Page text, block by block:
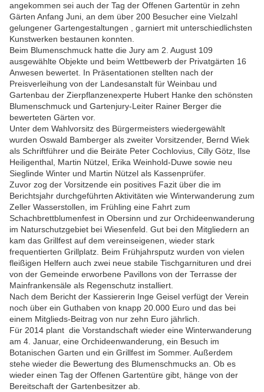
angekommen sei auch der Tag der Offenen Gartentür in zehn
Gärten Anfang Juni, an dem über 200 Besucher eine Vielzahl
gelungener Gartengestaltungen , garniert mit unterschiedlichsten
Kunstwerken bestaunen konnten.
Beim Blumenschmuck hatte die Jury am 2. August 109
ausgewählte Objekte und beim Wettbewerb der Privatgärten 16
Anwesen bewertet. In Präsentationen stellten nach der
Preisverleihung von der Landesanstalt für Weinbau und
Gartenbau der Zierpflanzenexperte Hubert Hanke den schönsten
Blumenschmuck und Gartenjury-Leiter Rainer Berger die
bewerteten Gärten vor.
Unter dem Wahlvorsitz des Bürgermeisters wiedergewählt
wurden Oswald Bamberger als zweiter Vorsitzender, Bernd Wiek
als Schriftführer und die Beiräte Peter Cochlovius, Cilly Götz, Ilse
Heiligenthal, Martin Nützel, Erika Weinhold-Duwe sowie neu
Sieglinde Winter und Martin Nützel als Kassenprüfer.
Zuvor zog der Vorsitzende ein positives Fazit über die im
Berichtsjahr durchgeführten Aktivitäten wie Winterwanderung zum
Zeller Wasserstollen, im Frühling eine Fahrt zum
Schachbrettblumenfest in Obersinn und zur Orchideenwanderung
im Naturschutzgebiet bei Wiesenfeld. Gut bei den Mitgliedern an
kam das Grillfest auf dem vereinseigenen, wieder stark
frequentierten Grillplatz. Beim Frühjahrsputz wurden von vielen
fleißigen Helfern auch zwei neue stabile Tischgarnituren und drei
von der Gemeinde erworbene Pavillons von der Terrasse der
Mainfrankensäle als Regenschutz installiert.
Nach dem Bericht der Kassiererin Inge Geisel verfügt der Verein
noch über ein Guthaben von knapp 20.000 Euro und das bei
einem Mitglieds-Beitrag von nur zehn Euro jährlich.
Für 2014 plant die Vorstandschaft wieder eine Winterwanderung
am 4. Januar, eine Orchideenwanderung, ein Besuch im
Botanischen Garten und ein Grillfest im Sommer. Außerdem
stehe wieder die Bewertung des Blumenschmucks an. Ob es
wieder einen Tag der Offenen Gartentüre gibt, hänge von der
Bereitschaft der Gartenbesitzer ab.